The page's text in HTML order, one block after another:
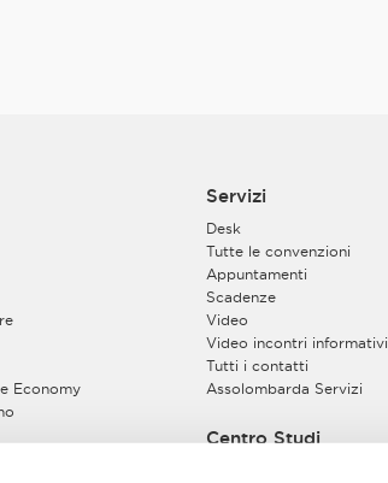
Economy
Servizi
Desk
Tutte le convenzioni
Appuntamenti
Scadenze
Video
Video incontri informativi
Tutti i contatti
Assolombarda Servizi
Centro Studi